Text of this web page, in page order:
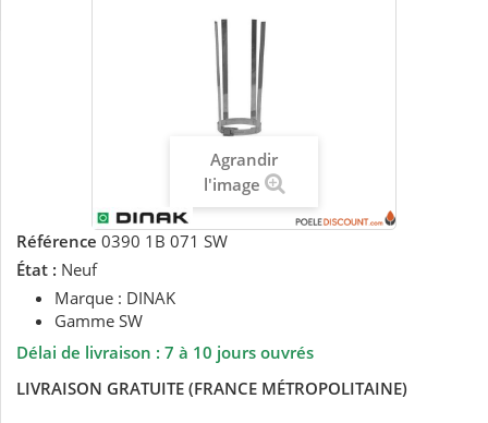
Agrandir
l'image
Référence 0390 1B 071 SW
État : Neuf
Marque : DINAK
Gamme SW
Délai de livraison : 7 à 10 jours ouvrés
LIVRAISON GRATUITE (FRANCE MÉTROPOLITAINE)